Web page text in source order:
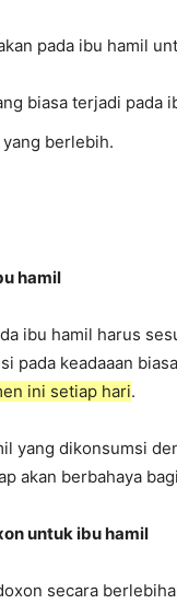
pada ibu hamil
biasa terjadi pada
berlebih.
hamil
ibu hamil harus
pada keadaaan
ini setiap hari.
yang dikonsumsi
akan berbahaya
untuk ibu hamil
secara